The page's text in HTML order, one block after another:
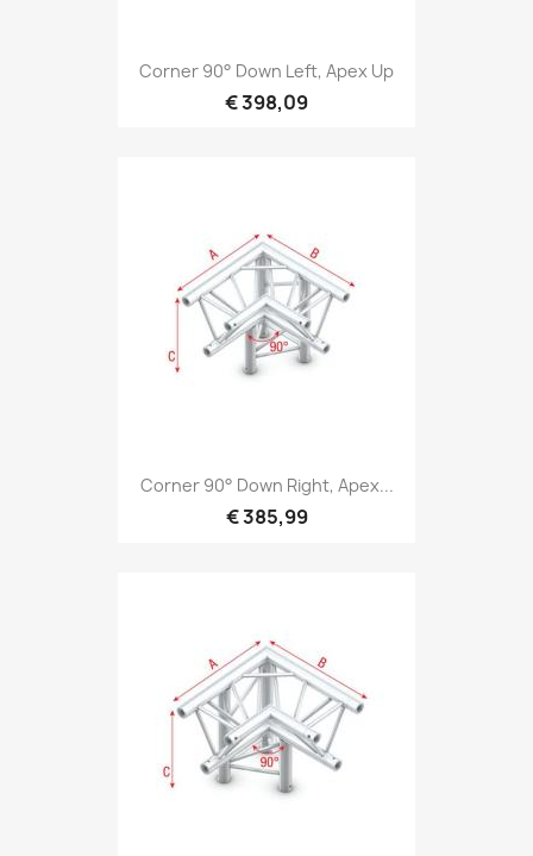
Snel bekijken
Corner 90° Down Left, Apex Up
€ 398,09
Snel bekijken
Corner 90° Down Right, Apex...
€ 385,99